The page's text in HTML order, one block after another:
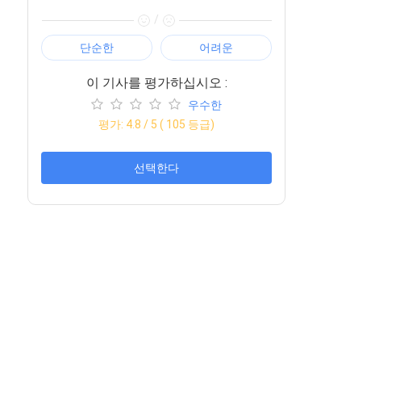
/
단순한 어려운
이 기사를 평가하십시오 :
우수한
평가: 4.8 / 5 ( 105 등급)
선택한다